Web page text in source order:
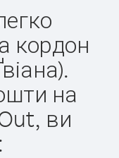
кордон
на
ви